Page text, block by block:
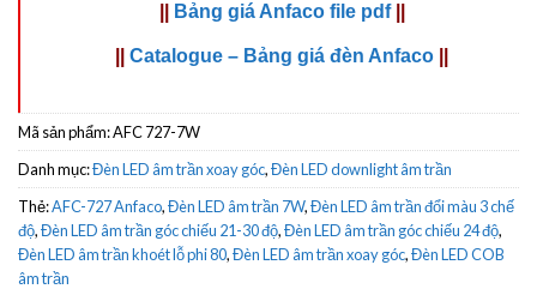
Bảng giá Anfaco file pdf
Catalogue – Bảng giá đèn Anfaco
Mã sản phẩm:AFC 727-7W
Danh mục:Đèn LED âm trần xoay góc,Đèn LED downlight âm trần
Thẻ:AFC-727 Anfaco,Đèn LED âm trần 7W,Đèn LED âm trần đổi màu 3 chế
độ,Đèn LED âm trần góc chiếu 21-30 độ,Đèn LED âm trần góc chiếu 24 độ,
Đèn LED âm trần khoét lỗ phi 80,Đèn LED âm trần xoay góc,Đèn LED COB
âm trần